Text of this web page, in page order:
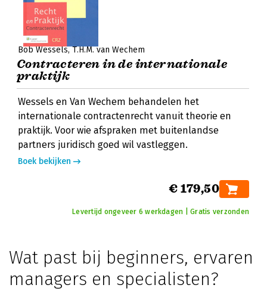
Bob Wessels T.H.M. van Wechem
Contracteren in de internationale
praktijk
Wessels en Van Wechem behandelen het
internationale contractenrecht vanuit theorie en
praktijk. Voor wie afspraken met buitenlandse
partners juridisch goed wil vastleggen.
Boek bekijken
€ 179,50
Levertijd ongeveer 6 werkdagen | Gratis verzonden
Wat past bij beginners, ervaren
managers en specialisten?